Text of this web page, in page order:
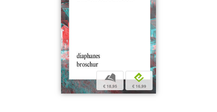
b
€ 18,95
e
€ 16,99